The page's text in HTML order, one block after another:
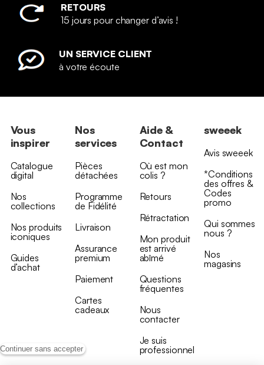
Continuer sans accepter
RETOURS
15 jours pour changer d’avis !
UN SERVICE CLIENT
à votre écoute
Vous
inspirer
Catalogue
digital
Nos
collections
Nos produits
iconiques
Guides
d’achat
Nos
services
Pièces
détachées
Programme
de Fidélité
Livraison
Assurance
premium
Paiement
Cartes
cadeaux
Aide &
Contact
Où est mon
colis ?
Retours
Rétractation
Mon produit
est arrivé
abîmé
Questions
fréquentes
Nous
contacter
Je suis
professionnel
sweeek
Avis sweeek
*Conditions
des offres &
Codes
promo
Qui sommes
nous ?
Nos
magasins